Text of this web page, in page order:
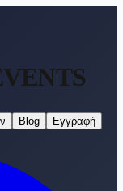
Blog
Εγγραφή